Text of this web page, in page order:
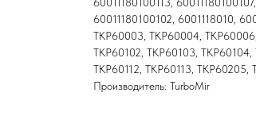
60011180100102, 6001118010,
ТКР60003, ТКР60004,
ТКР60102, ТКР60103, ТКР60104,
ТКР60112, ТКР60113, ТКР60205,
Производитель: TurboMir